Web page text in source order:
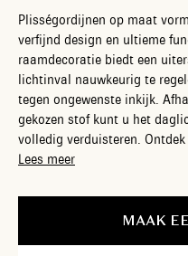
Plisségordijnen op maat
verfijnd design en ultieme
raamdecoratie biedt een
lichtinval nauwkeurig te
tegen ongewenste inkijk.
gekozen stof kunt u het
volledig verduisteren.
gordijnen (ook wel
uitstekend isoleert. Ze
beschermen tegen hitte in
Lees meer
MAAK